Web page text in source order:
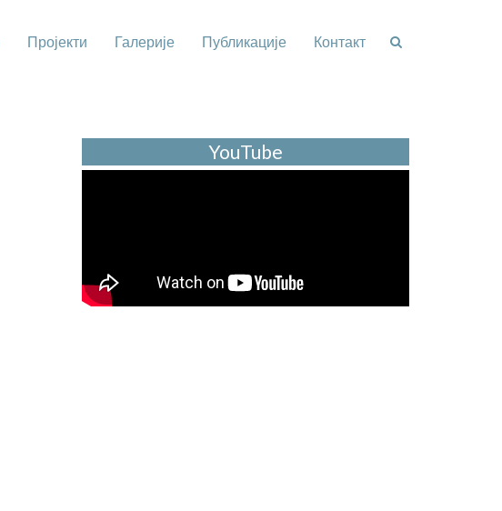
Пројекти Галерије Публикације Контакт
YouTube